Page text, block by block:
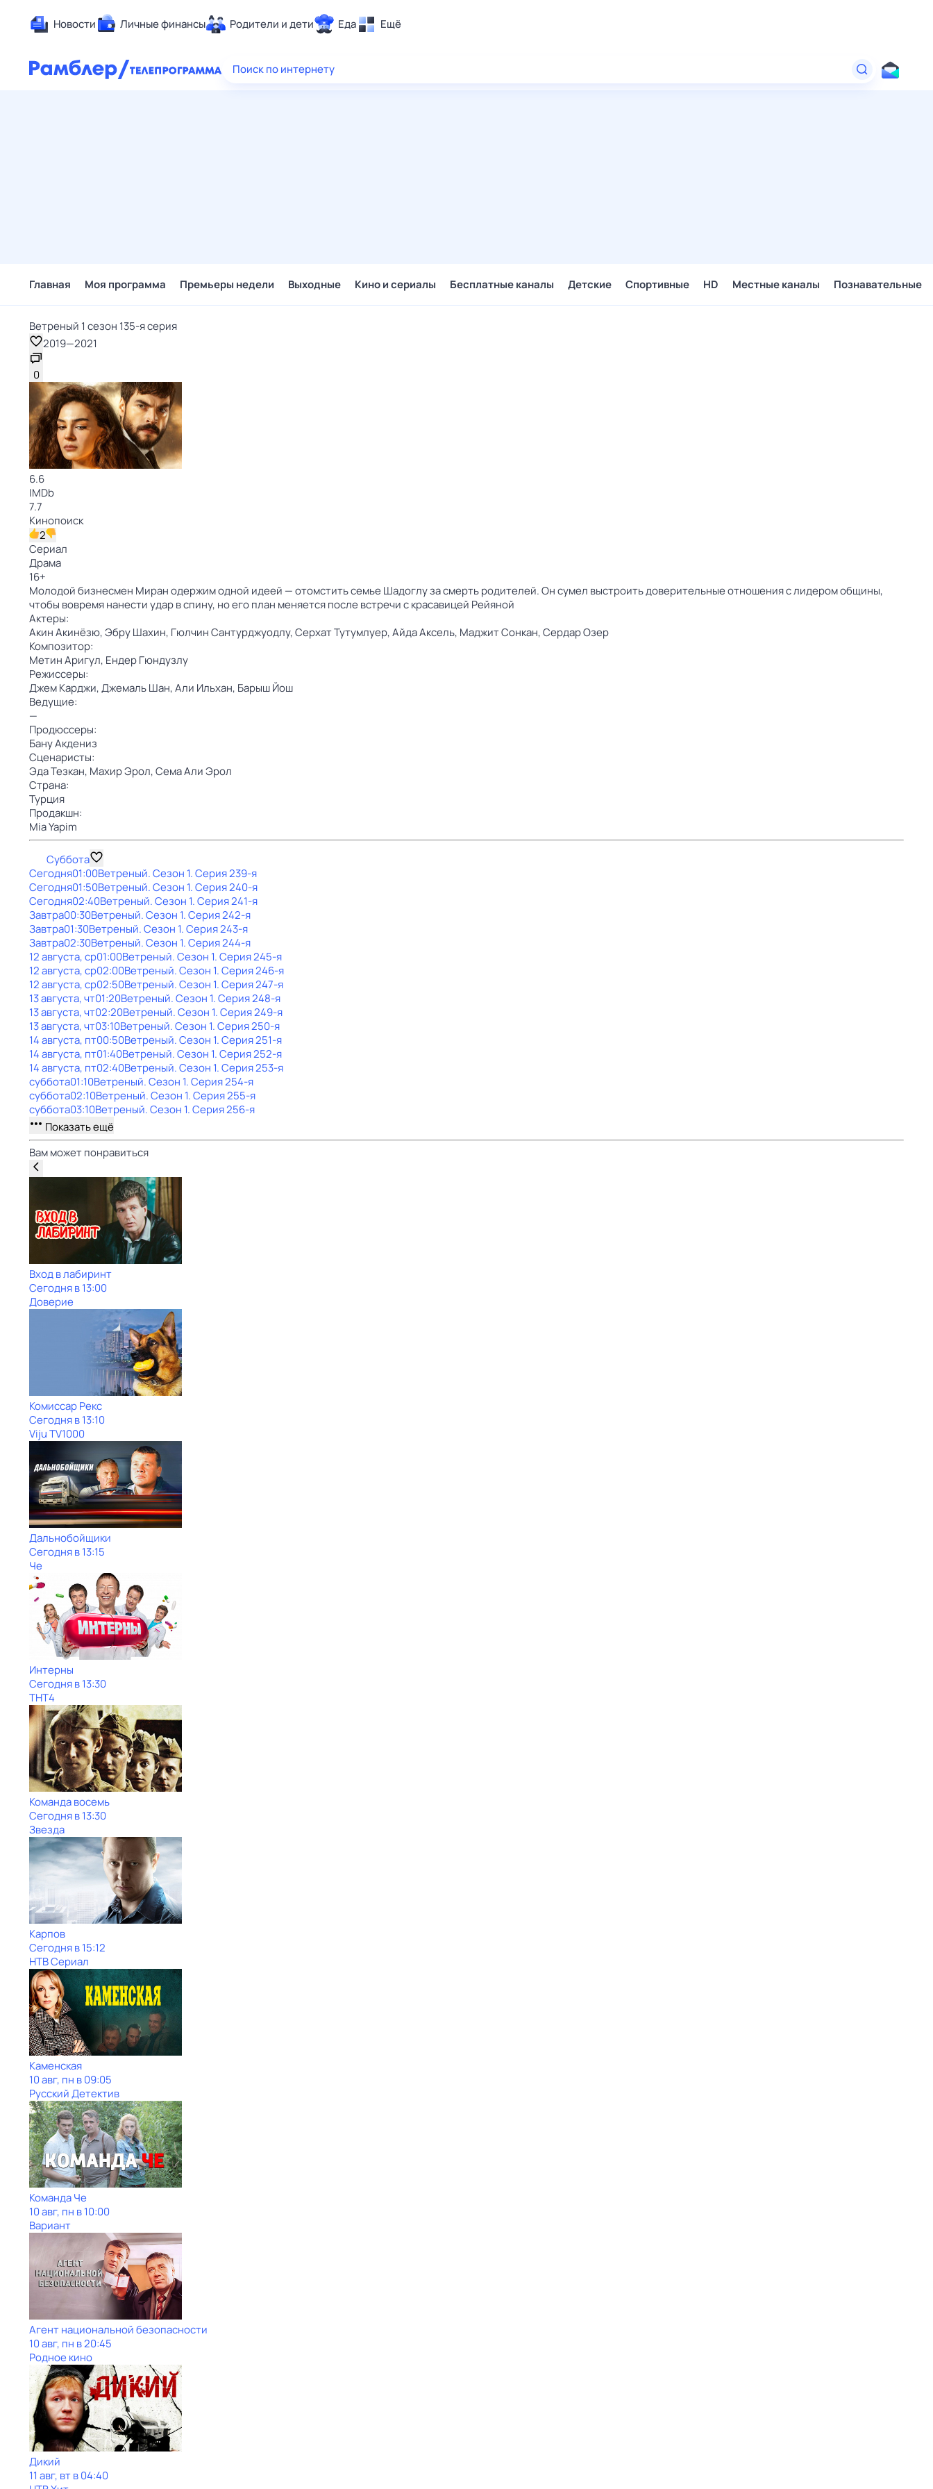
Новости Личные финансы Родители и дети Еда Ещё
Здоровье
Поиск по интернету
Главная Моя программа Премьеры недели Выходные Кино и сериалы Бесплатные каналы Детские Спортивные HD Местные каналы Познавательные
Ветреный 1 сезон 135-я серия
2019—2021
0
6.6
IMDb
7.7
Кинопоиск
2
Сериал
Драма
16+
Молодой бизнесмен Миран одержим одной идеей — отомстить семье Шадоглу за смерть родителей. Он сумел выстроить доверительные отношения с лидером общины,
чтобы вовремя нанести удар в спину, но его план меняется после встречи с красавицей Рейяной
Актеры:
Акин Акинёзю,Эбру Шахин, Гюлчин Сантурджуодлу,Серхат Тутумлуер,Айда Аксель, Маджит Сонкан,Сердар Озер
Композитор:
Метин Аригул, Ендер Гюндузлу
Режиссеры:
Джем Карджи,Джемаль Шан,Али Ильхан, Барыш Йош
Ведущие:
—
Продюссеры:
Бану Акдениз
Сценаристы:
Эда Тезкан, Махир Эрол,Сема Али Эрол
Страна:
Турция
Продакшн:
Mia Yapim
Суббота
Сегодня01:00Ветреный. Сезон 1. Серия 239-я
Сегодня01:50Ветреный. Сезон 1. Серия 240-я
Сегодня02:40Ветреный. Сезон 1. Серия 241-я
Завтра00:30Ветреный. Сезон 1. Серия 242-я
Завтра01:30Ветреный. Сезон 1. Серия 243-я
Завтра02:30Ветреный. Сезон 1. Серия 244-я
12 августа, ср01:00Ветреный. Сезон 1. Серия 245-я
12 августа, ср02:00Ветреный. Сезон 1. Серия 246-я
12 августа, ср02:50Ветреный. Сезон 1. Серия 247-я
13 августа, чт01:20Ветреный. Сезон 1. Серия 248-я
13 августа, чт02:20Ветреный. Сезон 1. Серия 249-я
13 августа, чт03:10Ветреный. Сезон 1. Серия 250-я
14 августа, пт00:50Ветреный. Сезон 1. Серия 251-я
14 августа, пт01:40Ветреный. Сезон 1. Серия 252-я
14 августа, пт02:40Ветреный. Сезон 1. Серия 253-я
суббота01:10Ветреный. Сезон 1. Серия 254-я
суббота02:10Ветреный. Сезон 1. Серия 255-я
суббота03:10Ветреный. Сезон 1. Серия 256-я
Показать ещё
Вам может понравиться
Вход в лабиринт
Сегодня в 13:00
Доверие
Комиссар Рекс
Сегодня в 13:10
Viju TV1000
Дальнобойщики
Сегодня в 13:15
Че
Интерны
Сегодня в 13:30
ТНТ4
Команда восемь
Сегодня в 13:30
Звезда
Карпов
Сегодня в 15:12
НТВ Сериал
Каменская
10 авг, пн в 09:05
Русский Детектив
Команда Че
10 авг, пн в 10:00
Вариант
Агент национальной безопасности
10 авг, пн в 20:45
Родное кино
Дикий
11 авг, вт в 04:40